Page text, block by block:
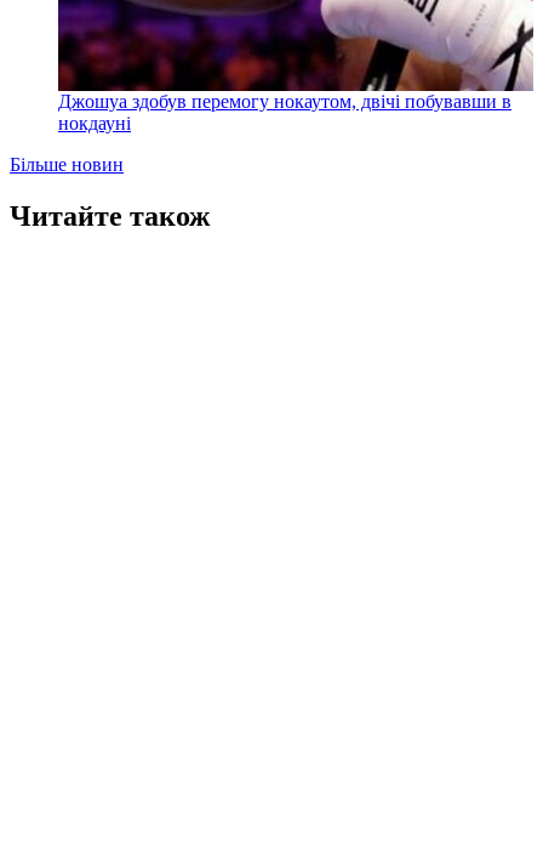
Джошуа здобув перемогу нокаутом, двічі побувавши в
нокдауні
Більше новин
Читайте також